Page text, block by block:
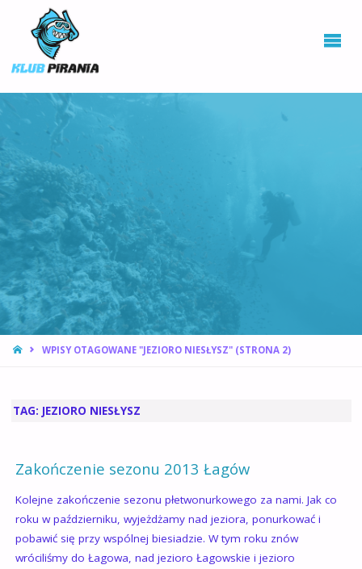
HOKEJ
STRONA
WPISY OTAGOWANE "JEZIORO NIESŁYSZ"(STRONA 2)
TAG: JEZIORO NIESŁYSZ
Zakończenie sezonu 2013 Łagów
Kolejne zakończenie sezonu płetwonurkowego za nami. Jak co
roku w październiku, wyjeżdżamy nad jeziora, ponurkować i
pobawić się przy wspólnej biesiadzie. W tym roku znów
wróciliśmy do Łagowa, nad jezioro Łagowskie i jezioro